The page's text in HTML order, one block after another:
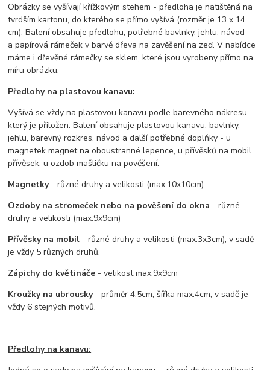
Obrázky se vyšívají křížkovým stehem - předloha je natištěná na
tvrdším kartonu, do kterého se přímo vyšívá (rozměr je 13 x 14
cm). Balení obsahuje předlohu, potřebné bavlnky, jehlu, návod
a papírová rámeček v barvě dřeva na zavěšení na zeď. V nabídce
máme i dřevěné rámečky se sklem, které jsou vyrobeny přímo na
míru obrázku.
Předlohy na plastovou kanavu:
Vyšívá se vždy na plastovou kanavu podle barevného nákresu,
který je přiložen. Balení obsahuje plastovou kanavu, bavlnky,
jehlu, barevný rozkres, návod a další potřebné doplňky - u
magnetek magnet na oboustranné lepence, u přívěsků na mobil
přívěsek, u ozdob mašličku na pověšení.
Magnetky- různé druhy a velikosti (max.10x10cm).
Ozdoby na stromeček nebo na pověšení do okna - různé
druhy a velikosti (max.9x9cm)
Přívěsky na mobil - různé druhy a velikosti (max.3x3cm), v sadě
je vždy 5 různých druhů.
Zápichy do květináče - velikost max.9x9cm
Kroužky na ubrousky - průměr 4,5cm, šířka max.4cm, v sadě je
vždy 6 stejných motivů.
Předlohy na kanavu: